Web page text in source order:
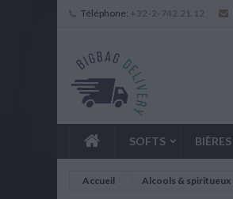
Téléphone: +32-2-742.21.12
SOFTS BIÈRES
Accueil Alcools & spiritueux